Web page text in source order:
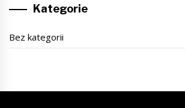
Kategorie
Bez kategorii